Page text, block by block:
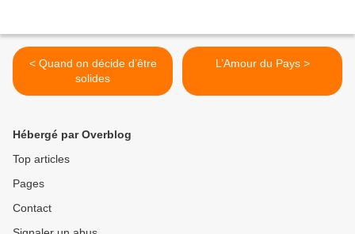
< Quand on décide d’être
solides
L’Amour du Pays >
Hébergé par Overblog
Top articles
Pages
Contact